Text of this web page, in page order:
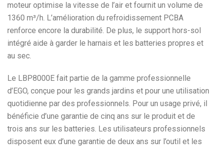
moteur optimise la vitesse de l’air et fournit un volume de
1360 m³/h. L’amélioration du refroidissement PCBA
renforce encore la durabilité. De plus, le support hors-sol
intégré aide à garder le harnais et les batteries propres et
au sec.
Le LBP8000E fait partie de la gamme professionnelle
d’EGO, conçue pour les grands jardins et pour une utilisation
quotidienne par des professionnels. Pour un usage privé, il
bénéficie d’une garantie de cinq ans sur le produit et de
trois ans sur les batteries. Les utilisateurs professionnels
disposent eux d’une garantie de deux ans sur l’outil et les